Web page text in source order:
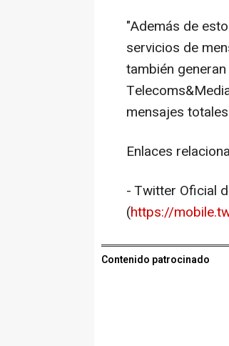
"Además de
servicios de
también
mensajes
Enlaces
- Twitter Oficial
(https://
Contenido patrocinado